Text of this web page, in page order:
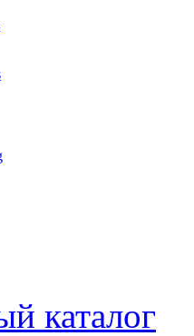
каталог